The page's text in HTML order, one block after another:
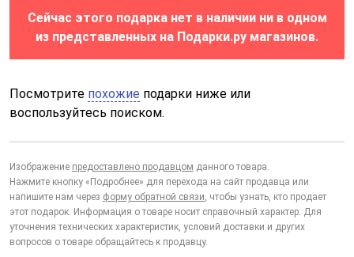
Сейчас этого подарка нет в наличии ни в одном
из представленных на Подарки.ру магазинов.
Посмотрите похожие подарки ниже или
воспользуйтесь поиском.
Изображение предоставлено продавцом данного товара.
Нажмите кнопку «Подробнее» для перехода на сайт продавца или
напишите нам через форму обратной связи, чтобы узнать, кто продает
этот подарок. Информация о товаре носит справочный характер. Для
уточнения технических характеристик, условий доставки и других
вопросов о товаре обращайтесь к продавцу.